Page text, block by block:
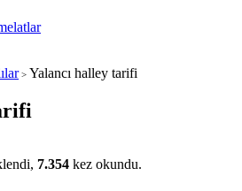
> Yalancı halley tarifi
7.354 kez okundu.